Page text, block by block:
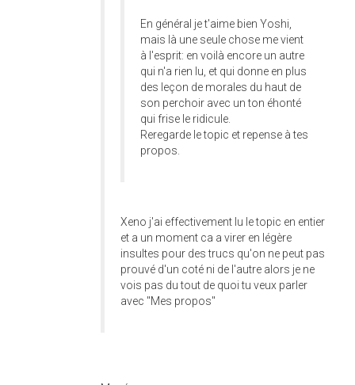
En général je t'aime bien Yoshi,
mais là une seule chose me vient
à l'esprit: en voilà encore un autre
qui n'a rien lu, et qui donne en plus
des leçon de morales du haut de
son perchoir avec un ton éhonté
qui frise le ridicule.
Reregarde le topic et repense à tes
propos.
Xeno j'ai effectivement lu le topic en entier
et a un moment ca a virer en légère
insultes pour des trucs qu'on ne peut pas
prouvé d'un coté ni de l'autre alors je ne
vois pas du tout de quoi tu veux parler
avec "Mes propos"